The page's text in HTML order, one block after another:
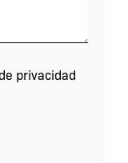
privacidad